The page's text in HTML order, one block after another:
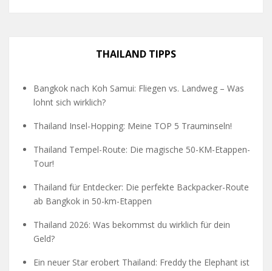
THAILAND TIPPS
Bangkok nach Koh Samui: Fliegen vs. Landweg – Was
lohnt sich wirklich?
Thailand Insel-Hopping: Meine TOP 5 Trauminseln!
Thailand Tempel-Route: Die magische 50-KM-Etappen-
Tour!
Thailand für Entdecker: Die perfekte Backpacker-Route
ab Bangkok in 50-km-Etappen
Thailand 2026: Was bekommst du wirklich für dein
Geld?
Ein neuer Star erobert Thailand: Freddy the Elephant ist